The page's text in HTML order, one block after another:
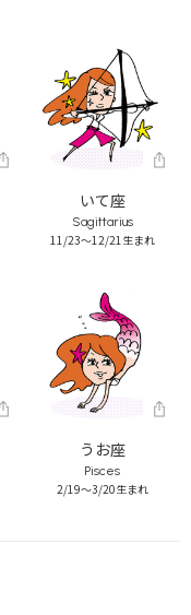
いて座
Sagittarius
11/23～12/21生まれ
うお座
Pisces
2/19～3/20生まれ